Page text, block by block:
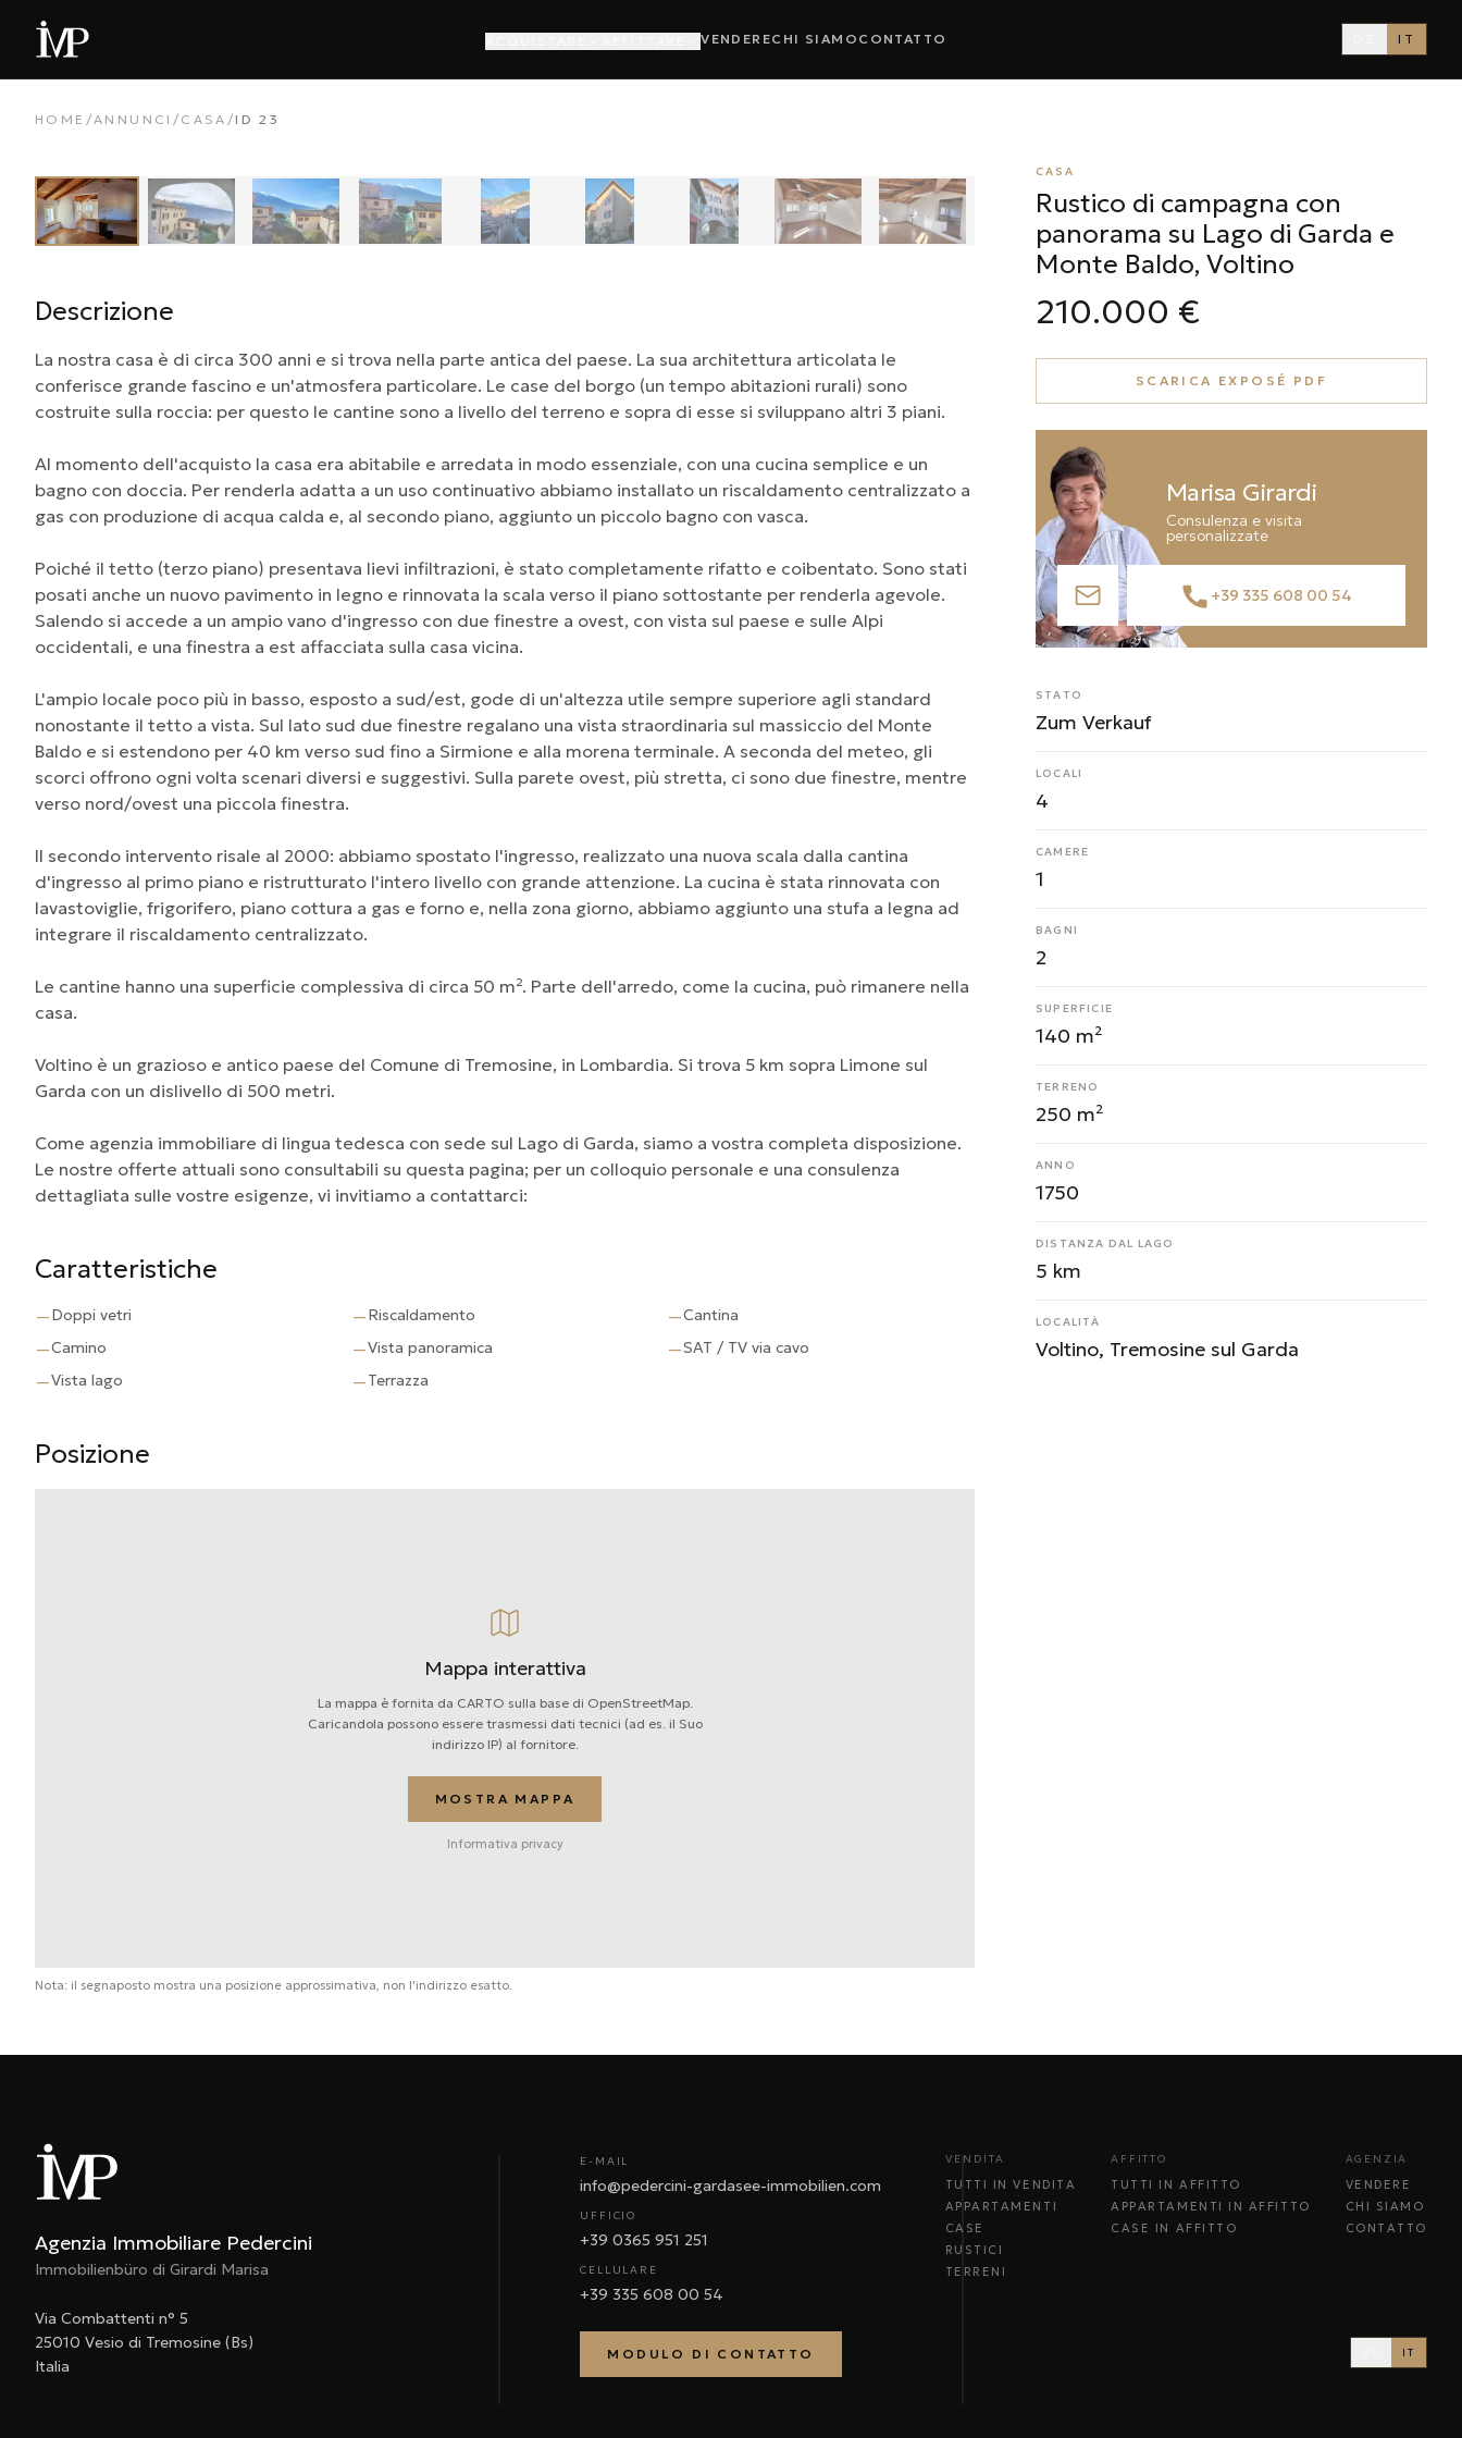
VENDERECHI SIAMO CONTATTO IT
HOME /ANNUNCI / CASA / ID23
Descrizione
La nostra casa è di circa 300 anni e si trova nella parte antica del paese. La sua architettura articolata le
conferisce grande fascino e un'atmosfera particolare. Le case del borgo (un tempo abitazioni rurali) sono
costruite sulla roccia: per questo le cantine sono a livello del terreno e sopra di esse si sviluppano altri 3 piani.
Al momento dell'acquisto la casa era abitabile e arredata in modo essenziale, con una cucina semplice e un
bagno con doccia. Per renderla adatta a un uso continuativo abbiamo installato un riscaldamento centralizzato a
gas con produzione di acqua calda e, al secondo piano, aggiunto un piccolo bagno con vasca.
Poiché il tetto (terzo piano) presentava lievi infiltrazioni, è stato completamente rifatto e coibentato. Sono stati
posati anche un nuovo pavimento in legno e rinnovata la scala verso il piano sottostante per renderla agevole.
Salendo si accede a un ampio vano d'ingresso con due finestre a ovest, con vista sul paese e sulle Alpi
occidentali, e una finestra a est affacciata sulla casa vicina.
L'ampio locale poco più in basso, esposto a sud/est, gode di un'altezza utile sempre superiore agli standard
nonostante il tetto a vista. Sul lato sud due finestre regalano una vista straordinaria sul massiccio del Monte
Baldo e si estendono per 40 km verso sud fino a Sirmione e alla morena terminale. A seconda del meteo, gli
scorci offrono ogni volta scenari diversi e suggestivi. Sulla parete ovest, più stretta, ci sono due finestre, mentre
verso nord/ovest una piccola finestra.
Il secondo intervento risale al 2000: abbiamo spostato l'ingresso, realizzato una nuova scala dalla cantina
d'ingresso al primo piano e ristrutturato l'intero livello con grande attenzione. La cucina è stata rinnovata con
lavastoviglie, frigorifero, piano cottura a gas e forno e, nella zona giorno, abbiamo aggiunto una stufa a legna ad
integrare il riscaldamento centralizzato.
Le cantine hanno una superficie complessiva di circa 50 m². Parte dell'arredo, come la cucina, può rimanere nella
casa.
Voltino è un grazioso e antico paese del Comune di Tremosine, in Lombardia. Si trova 5 km sopra Limone sul
Garda con un dislivello di 500 metri.
Come agenzia immobiliare di lingua tedesca con sede sul Lago di Garda, siamo a vostra completa disposizione.
Le nostre offerte attuali sono consultabili su questa pagina; per un colloquio personale e una consulenza
dettagliata sulle vostre esigenze, vi invitiamo a contattarci:
Caratteristiche
—Doppi vetri —Riscaldamento —Cantina
—Camino —Vista panoramica —SAT / TV via cavo
—Vista lago —Terrazza
Posizione
Mappa interattiva
La mappa è fornita da CARTO sulla base di OpenStreetMap.
Caricandola possono essere trasmessi dati tecnici (ad es. il Suo
indirizzo IP) al fornitore.
MOSTRA MAPPA
Informativa privacy
Nota: il segnaposto mostra una posizione approssimativa, non l'indirizzo esatto.
CASA
Rustico di campagna con
panorama su Lago di Garda e
Monte Baldo, Voltino
210.000 €
SCARICA EXPOSÉ PDF
Marisa Girardi
Consulenza e visita
personalizzate
+39 335 608 00 54
STATO
Zum Verkauf
LOCALI
4
CAMERE
1
BAGNI
2
SUPERFICIE
140 m²
TERRENO
250 m²
ANNO
1750
DISTANZA DAL LAGO
5 km
LOCALITÀ
Voltino, Tremosine sul Garda
Agenzia Immobiliare Pedercini
Immobilienbüro di Girardi Marisa
Via Combattenti n° 5
25010 Vesio di Tremosine (Bs)
Italia
E-MAIL
info@pedercini-gardasee-immobilien.com
UFFICIO
+39 0365 951 251
CELLULARE
+39 335 608 00 54
MODULO DI CONTATTO
VENDITA
TUTTI IN VENDITA
APPARTAMENTI
CASE
RUSTICI
TERRENI
AFFITTO
TUTTI IN AFFITTO
APPARTAMENTI IN AFFITTO
CASE IN AFFITTO
AGENZIA
VENDERE
CHI SIAMO
CONTATTO
IT